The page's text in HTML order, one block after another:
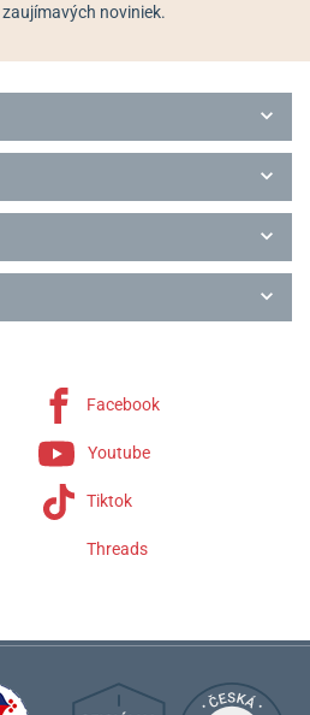
zaujímavých noviniek.
Facebook
Youtube
Tiktok
Threads